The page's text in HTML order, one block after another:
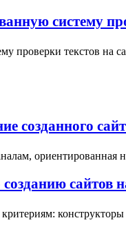
систему
проверки текстов на
созданного
ориентированная
сайтов